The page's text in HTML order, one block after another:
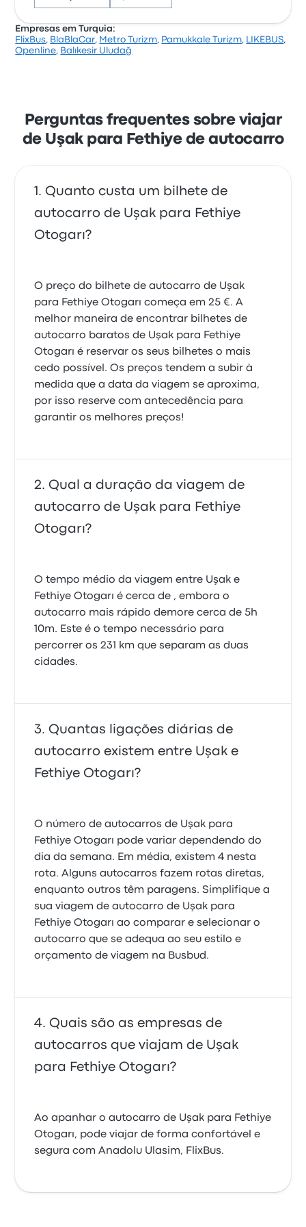
Com base em 15040 avaliações, a empresa foi
de FlixBus para esta viagem começam em 29 €
Empresas em Turquia:
FlixBus, BlaBlaCar, Metro Turizm, Pamukkale Turizm, LIKEBUS,
Openline, Balıkesir Uludağ
Perguntas frequentes sobre viajar
de Uşak para Fethiye de autocarro
Quanto custa um bilhete de
autocarro de Uşak para Fethiye
Otogarı?
O preço do bilhete de autocarro de Uşak
para Fethiye Otogarı começa em 25 €. A
melhor maneira de encontrar bilhetes de
autocarro baratos de Uşak para Fethiye
Otogarı é reservar os seus bilhetes o mais
cedo possível. Os preços tendem a subir à
medida que a data da viagem se aproxima,
por isso reserve com antecedência para
garantir os melhores preços!
Qual a duração da viagem de
autocarro de Uşak para Fethiye
Otogarı?
O tempo médio da viagem entre Uşak e
Fethiye Otogarı é cerca de , embora o
autocarro mais rápido demore cerca de 5h
10m. Este é o tempo necessário para
percorrer os 231 km que separam as duas
cidades.
Quantas ligações diárias de
autocarro existem entre Uşak e
Fethiye Otogarı?
O número de autocarros de Uşak para
Fethiye Otogarı pode variar dependendo do
dia da semana. Em média, existem 4 nesta
rota. Alguns autocarros fazem rotas diretas,
enquanto outros têm paragens. Simplifique a
sua viagem de autocarro de Uşak para
Fethiye Otogarı ao comparar e selecionar o
autocarro que se adequa ao seu estilo e
orçamento de viagem na Busbud.
Quais são as empresas de
autocarros que viajam de Uşak
para Fethiye Otogarı?
Ao apanhar o autocarro de Uşak para Fethiye
Otogarı, pode viajar de forma confortável e
segura com Anadolu Ulasim, FlixBus.